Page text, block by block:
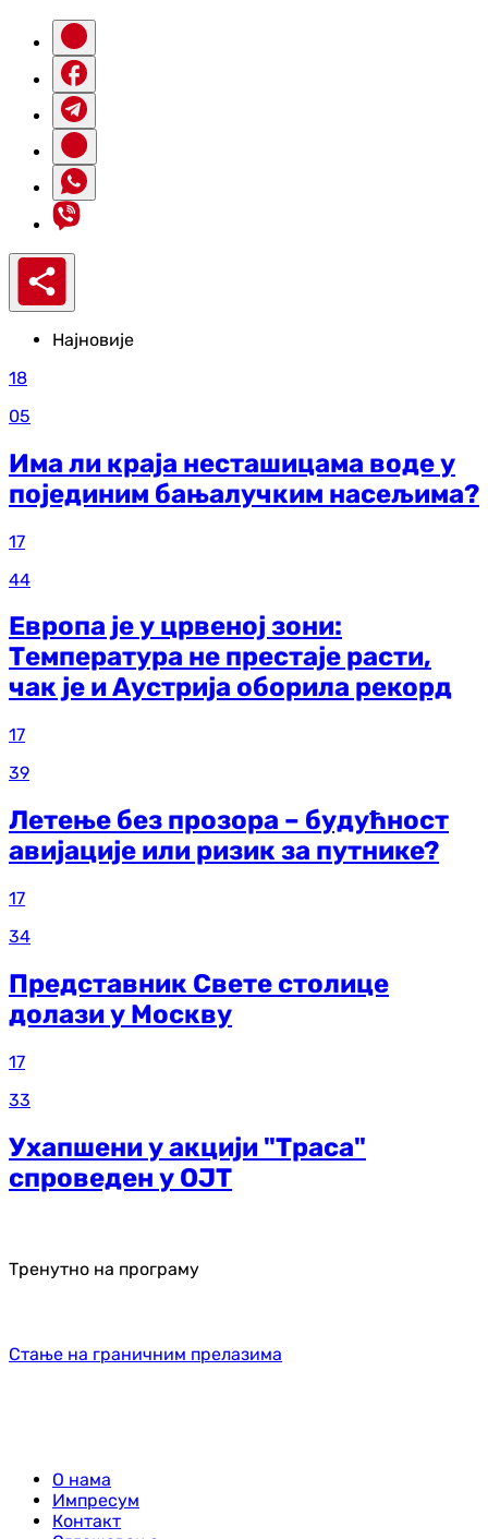
Најновије
18
05
Има ли краја несташицама воде у
појединим бањалучким насељима?
17
44
Европа је у црвеној зони:
Температура не престаје расти,
чак је и Аустрија оборила рекорд
17
39
Летење без прозора – будућност
авијације или ризик за путнике?
17
34
Представник Свете столице
долази у Москву
17
33
Ухапшени у акцији "Траса"
спроведен у ОЈТ
Тренутно на програму
Стање на граничним прелазима
О нама
Импресум
Контакт